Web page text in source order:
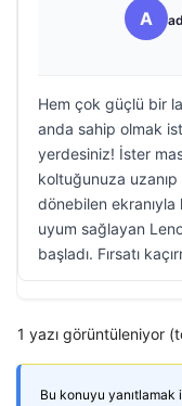
A
Hem çok güçlü bir
anda sahip olmak
yerdesiniz! İster
koltuğunuza
dönebilen ekranıyla
uyum sağlayan
başladı. Fırsatı
1 yazı görüntüleniyor
Bu konuyu yanıtlamak